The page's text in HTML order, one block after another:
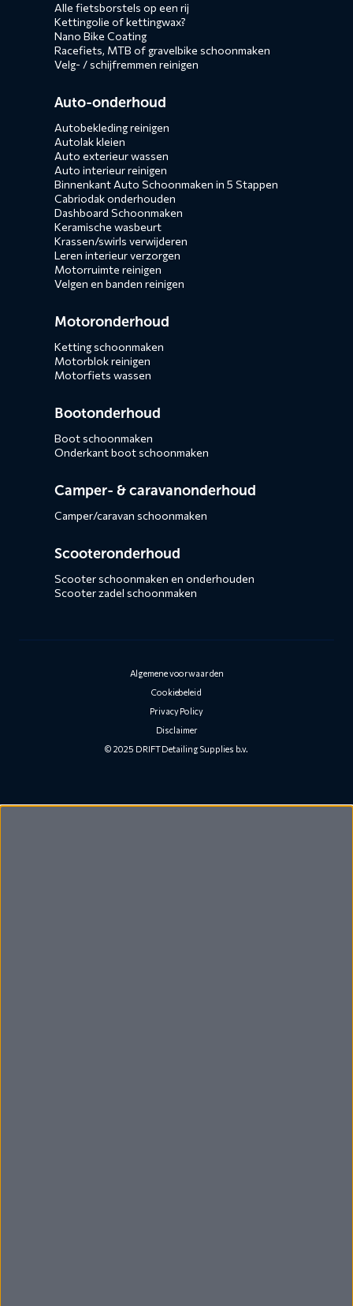
Alle fietsborstels op een rij
Kettingolie of kettingwax?
Nano Bike Coating
Racefiets, MTB of gravelbike schoonmaken
Velg- / schijfremmen reinigen
Auto-onderhoud
Autobekleding reinigen
Autolak kleien
Auto exterieur wassen
Auto interieur reinigen
Binnenkant Auto Schoonmaken in 5 Stappen
Cabriodak onderhouden
Dashboard Schoonmaken
Keramische wasbeurt
Krassen/swirls verwijderen
Leren interieur verzorgen
Motorruimte reinigen
Velgen en banden reinigen
Motoronderhoud
Ketting schoonmaken
Motorblok reinigen
Motorfiets wassen
Bootonderhoud
Boot schoonmaken
Onderkant boot schoonmaken
Camper- & caravanonderhoud
Camper/caravan schoonmaken
Scooteronderhoud
Scooter schoonmaken en onderhouden
Scooter zadel schoonmaken
Algemene voorwaarden
Cookiebeleid
Privacy Policy
Disclaimer
© 2025 DRIFT Detailing Supplies b.v.